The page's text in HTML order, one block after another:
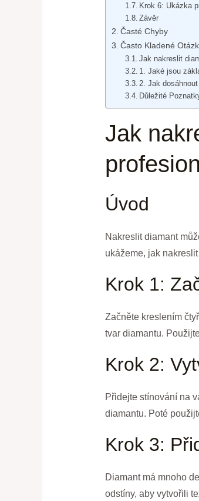
Krok 6: Ukázka
Závěr
Časté Chyby
Často Kladené
Jak nakreslit
1. Jaké jsou
2. Jak
Důležité
Jak
Úvod
Nakreslit diamant
ukážeme, jak
Krok 1:
Začněte kreslením
tvar diamantu.
Krok 2:
Přidejte stínování na
diamantu. Poté
Krok 3:
Diamant má mnoho
odstíny, aby vytvořili